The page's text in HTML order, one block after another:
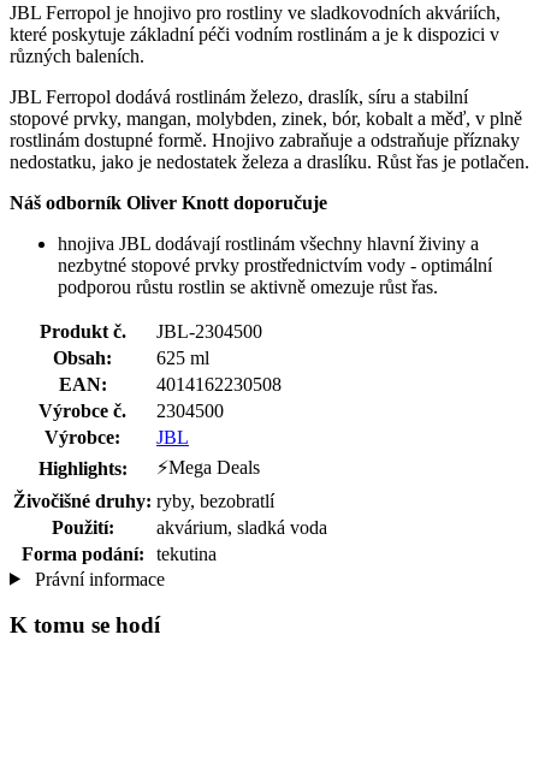
JBL Ferropol je hnojivo pro rostliny ve sladkovodních akváriích,
které poskytuje základní péči vodním rostlinám a je k dispozici v
různých baleních.
JBL Ferropol dodává rostlinám železo, draslík, síru a stabilní
stopové prvky, mangan, molybden, zinek, bór, kobalt a měď, v plně
rostlinám dostupné formě. Hnojivo zabraňuje a odstraňuje příznaky
nedostatku, jako je nedostatek železa a draslíku. Růst řas je potlačen.
Náš odborník Oliver Knott doporučuje
hnojiva JBL dodávají rostlinám všechny hlavní živiny a
nezbytné stopové prvky prostřednictvím vody - optimální
podporou růstu rostlin se aktivně omezuje růst řas.
Produkt č.
JBL-2304500
Obsah:
625 ml
EAN:
4014162230508
Výrobce č.
2304500
Výrobce:
JBL
Highlights:
⚡Mega Deals
Živočišné druhy: ryby, bezobratlí
Použití:
akvárium, sladká voda
Forma podání:
tekutina
Právní informace
K tomu se hodí